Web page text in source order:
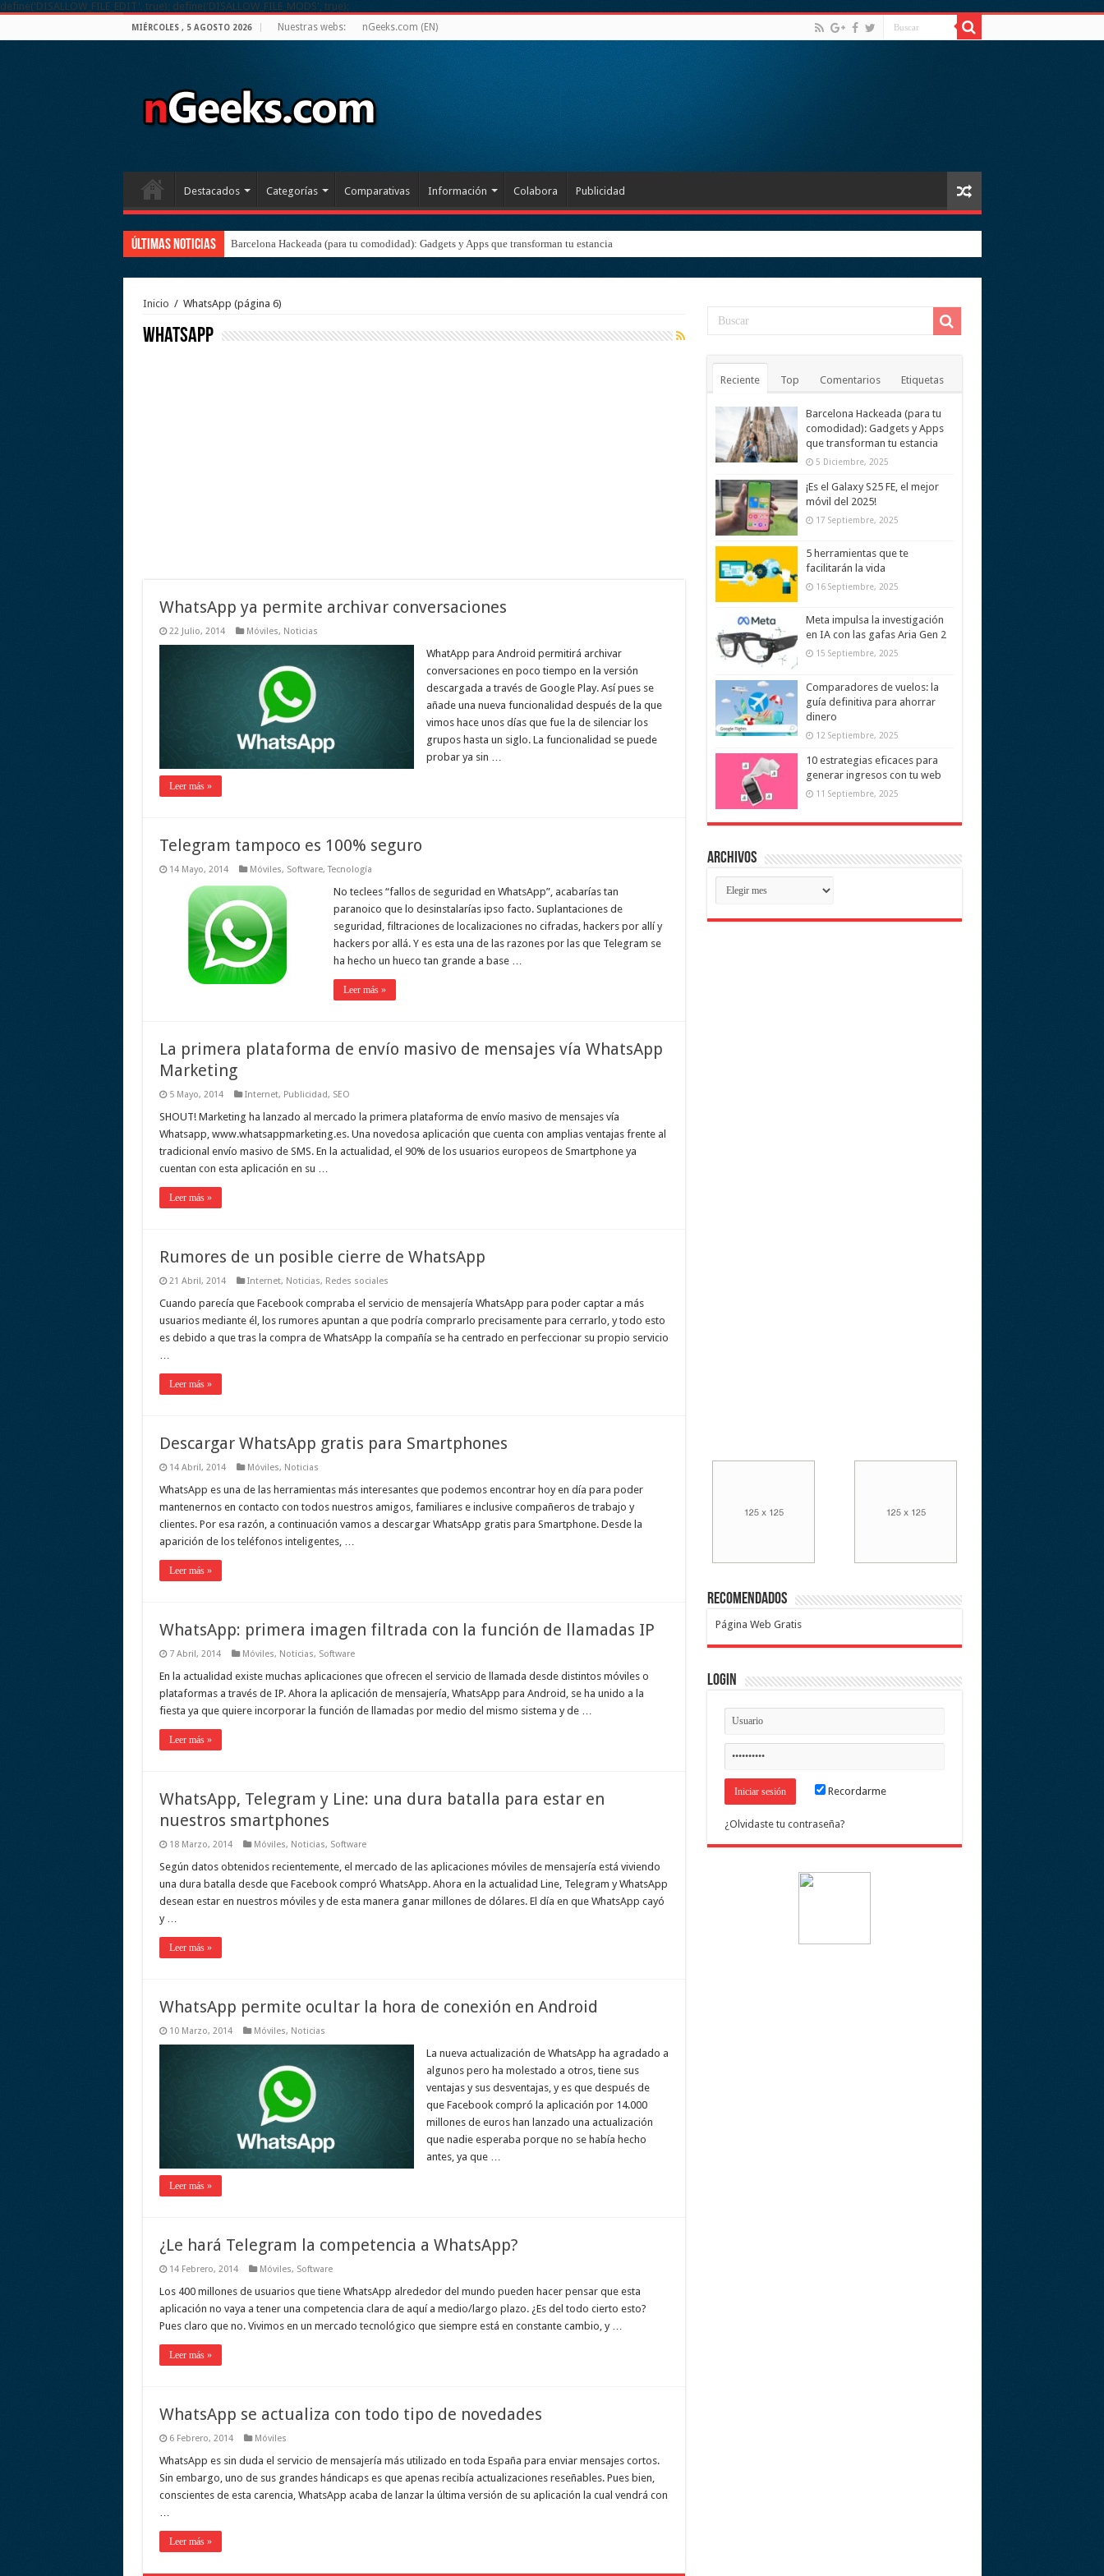
define('DISALLOW_FILE_EDIT', true); define('DISALLOW_FILE_MODS', true);
MIÉRCOLES , 5 AGOSTO 2026 Nuestras webs: nGeeks.com (EN)
Destacados Categorías Comparativas Información Colabora Publicidad
Últimas noticias Barcelona Hackeada (para tu comodidad): Gadgets y Apps que transforman tu estancia
Inicio / WhatsApp (página 6)
WhatsApp
WhatsApp ya permite archivar conversaciones
22 Julio, 2014 Móviles, Noticias
WhatApp para Android permitirá archivar
conversaciones en poco tiempo en la versión
descargada a través de Google Play. Así pues se
añade una nueva funcionalidad después de la que
vimos hace unos días que fue la de silenciar los
grupos hasta un siglo. La funcionalidad se puede
probar ya sin …
Leer más »
Telegram tampoco es 100% seguro
14 Mayo, 2014 Móviles, Software,Tecnología
No teclees “fallos de seguridad en WhatsApp”, acabarías tan
paranoico que lo desinstalarías ipso facto. Suplantaciones de
seguridad, filtraciones de localizaciones no cifradas, hackers por allí y
hackers por allá. Y es esta una de las razones por las que Telegram se
ha hecho un hueco tan grande a base …
Leer más »
La primera plataforma de envío masivo de mensajes vía WhatsApp
Marketing
5 Mayo, 2014 Internet, Publicidad, SEO
SHOUT! Marketing ha lanzado al mercado la primera plataforma de envío masivo de mensajes vía
Whatsapp, www.whatsappmarketing.es. Una novedosa aplicación que cuenta con amplias ventajas frente al
tradicional envío masivo de SMS. En la actualidad, el 90% de los usuarios europeos de Smartphone ya
cuentan con esta aplicación en su …
Leer más »
Rumores de un posible cierre de WhatsApp
21 Abril, 2014 Internet, Noticias, Redes sociales
Cuando parecía que Facebook compraba el servicio de mensajería WhatsApp para poder captar a más
usuarios mediante él, los rumores apuntan a que podría comprarlo precisamente para cerrarlo, y todo esto
es debido a que tras la compra de WhatsApp la compañía se ha centrado en perfeccionar su propio servicio
…
Leer más »
Descargar WhatsApp gratis para Smartphones
14 Abril, 2014 Móviles, Noticias
WhatsApp es una de las herramientas más interesantes que podemos encontrar hoy en día para poder
mantenernos en contacto con todos nuestros amigos, familiares e inclusive compañeros de trabajo y
clientes. Por esa razón, a continuación vamos a descargar WhatsApp gratis para Smartphone. Desde la
aparición de los teléfonos inteligentes, …
Leer más »
WhatsApp: primera imagen filtrada con la función de llamadas IP
7 Abril, 2014 Móviles, Noticias, Software
En la actualidad existe muchas aplicaciones que ofrecen el servicio de llamada desde distintos móviles o
plataformas a través de IP. Ahora la aplicación de mensajería, WhatsApp para Android, se ha unido a la
fiesta ya que quiere incorporar la función de llamadas por medio del mismo sistema y de …
Leer más »
WhatsApp, Telegram y Line: una dura batalla para estar en
nuestros smartphones
18 Marzo, 2014 Móviles, Noticias, Software
Según datos obtenidos recientemente, el mercado de las aplicaciones móviles de mensajería está viviendo
una dura batalla desde que Facebook compró WhatsApp. Ahora en la actualidad Line, Telegram y WhatsApp
desean estar en nuestros móviles y de esta manera ganar millones de dólares. El día en que WhatsApp cayó
y …
Leer más »
WhatsApp permite ocultar la hora de conexión en Android
10 Marzo, 2014 Móviles, Noticias
La nueva actualización de WhatsApp ha agradado a
algunos pero ha molestado a otros, tiene sus
ventajas y sus desventajas, y es que después de
que Facebook compró la aplicación por 14.000
millones de euros han lanzado una actualización
que nadie esperaba porque no se había hecho
antes, ya que …
Leer más »
¿Le hará Telegram la competencia a WhatsApp?
14 Febrero, 2014 Móviles, Software
Los 400 millones de usuarios que tiene WhatsApp alrededor del mundo pueden hacer pensar que esta
aplicación no vaya a tener una competencia clara de aquí a medio/largo plazo. ¿Es del todo cierto esto?
Pues claro que no. Vivimos en un mercado tecnológico que siempre está en constante cambio, y …
Leer más »
WhatsApp se actualiza con todo tipo de novedades
6 Febrero, 2014 Móviles
WhatsApp es sin duda el servicio de mensajería más utilizado en toda España para enviar mensajes cortos.
Sin embargo, uno de sus grandes hándicaps es que apenas recibía actualizaciones reseñables. Pues bien,
conscientes de esta carencia, WhatsApp acaba de lanzar la última versión de su aplicación la cual vendrá con
…
Leer más »
Reciente Top Comentarios Etiquetas
Barcelona Hackeada (para tu
comodidad): Gadgets y Apps
que transforman tu estancia
5 Diciembre, 2025
¡Es el Galaxy S25 FE, el mejor
móvil del 2025!
17 Septiembre, 2025
5 herramientas que te
facilitarán la vida
16 Septiembre, 2025
Meta impulsa la investigación
en IA con las gafas Aria Gen 2
15 Septiembre, 2025
Comparadores de vuelos: la
guía definitiva para ahorrar
dinero
12 Septiembre, 2025
10 estrategias eficaces para
generar ingresos con tu web
11 Septiembre, 2025
Archivos
Recomendados
Página Web Gratis
Login
Recordarme
¿Olvidaste tu contraseña?